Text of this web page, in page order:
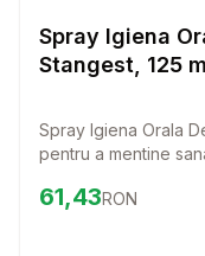
Spray Igiena
Stangest, 125
Spray Igiena Orala
pentru a mentine
ajuta la prevenirea
Preț:61.43
61,43RON